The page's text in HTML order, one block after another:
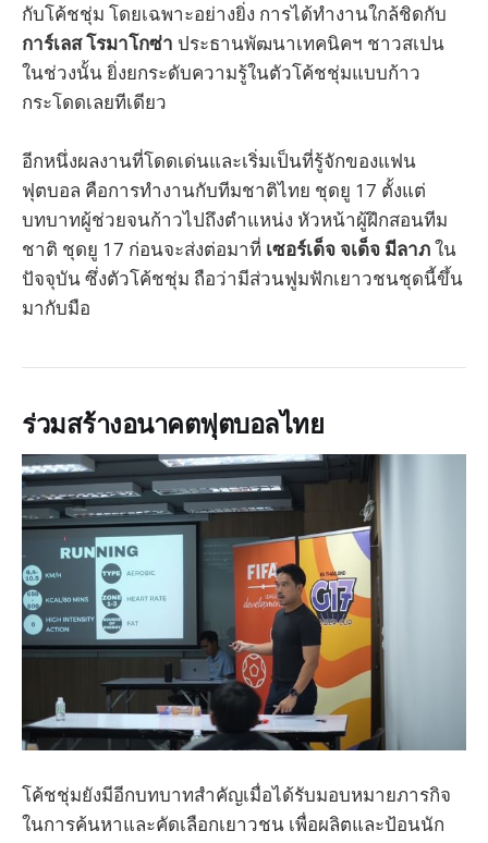
กับโค้ชชุ่ม โดยเฉพาะอย่างยิ่ง การได้ทำงานใกล้ชิดกับ
การ์เลส โรมาโกซ่า ประธานพัฒนาเทคนิคฯ ชาวสเปน
ในช่วงนั้น ยิ่งยกระดับความรู้ในตัวโค้ชชุ่มแบบก้าว
กระโดดเลยทีเดียว
อีกหนึ่งผลงานที่โดดเด่นและเริ่มเป็นที่รู้จักของแฟน
ฟุตบอล คือการทำงานกับทีมชาติไทย ชุดยู 17 ตั้งแต่
บทบาทผู้ช่วยจนก้าวไปถึงตำแหน่ง หัวหน้าผู้ฝึกสอนทีม
ชาติ ชุดยู 17 ก่อนจะส่งต่อมาที่ เซอร์เด็จ จเด็จ มีลาภใน
ปัจจุบัน ซึ่งตัวโค้ชชุ่ม ถือว่ามีส่วนฟูมฟักเยาวชนชุดนี้ขึ้น
มากับมือ
ร่วมสร้างอนาคตฟุตบอลไทย
โค้ชชุ่มยังมีอีกบทบาทสำคัญเมื่อได้รับมอบหมายภารกิจ
ในการค้นหาและคัดเลือกเยาวชน เพื่อผลิตและป้อนนัก